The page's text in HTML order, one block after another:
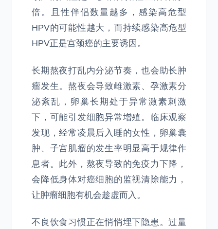
倍。且性伴侣数量越多，感染高危型
HPV的可能性越大，而持续感染高危型
HPV正是宫颈癌的主要诱因。
长期熬夜打乱内分泌节奏，也会助长肿
瘤发生。熬夜会导致雌激素、孕激素分
泌紊乱，卵巢长期处于异常激素刺激
下，可能引发细胞异常增殖。临床观察
发现，经常凌晨后入睡的女性，卵巢囊
肿、子宫肌瘤的发生率明显高于规律作
息者。此外，熬夜导致的免疫力下降，
会降低身体对癌细胞的监视清除能力，
让肿瘤细胞有机会趁虚而入。
不良饮食习惯正在悄悄埋下隐患。过量